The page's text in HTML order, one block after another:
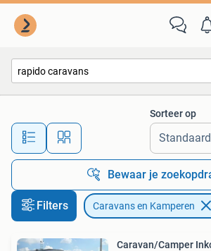
Alle afstanden…
Sorteer op
Bewaar je
Filters Caravans en Kamperen
Caravan/Camper